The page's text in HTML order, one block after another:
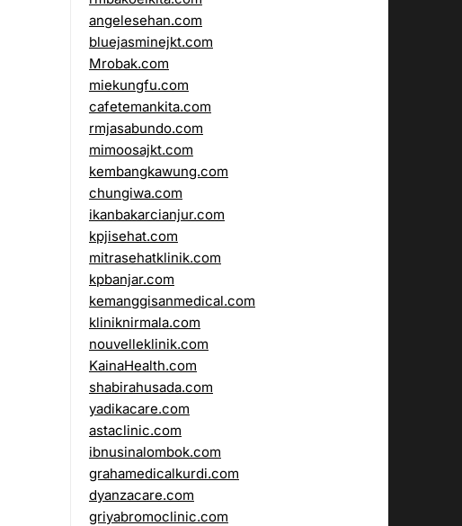
angelesehan.com
bluejasminejkt.com
Mrobak.com
miekungfu.com
cafetemankita.com
rmjasabundo.com
mimoosajkt.com
kembangkawung.com
chungiwa.com
ikanbakarcianjur.com
kpjisehat.com
mitrasehatklinik.com
kpbanjar.com
kemanggisanmedical.com
kliniknirmala.com
nouvelleklinik.com
KainaHealth.com
shabirahusada.com
yadikacare.com
astaclinic.com
ibnusinalombok.com
grahamedicalkurdi.com
dyanzacare.com
griyabromoclinic.com